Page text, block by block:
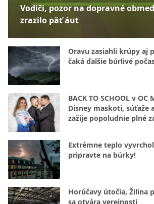
Vodiči, pozor na dopravné
zrazilo päť áut
Oravu zasiahli krúpy aj
čaká ďalšie búrlivé
BACK TO SCHOOL v
Disney maskoti, súťaže
zažije popoludnie plné
Extrémne teplo
pripravte na búrky!
Horúčavy útočia, Žilina
sa otvára verejnosti